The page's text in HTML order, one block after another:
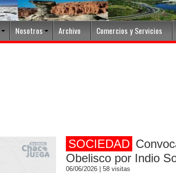
Nosotros Archivo Comercios y Servicios
SOCIEDAD
Obelisco por Indio
06/06/2026 | 58 visitas